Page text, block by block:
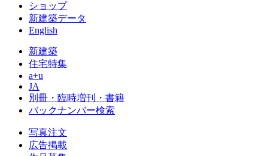
ショップ
新建築データ
English
新建築
住宅特集
a+u
JA
別冊・臨時増刊・書籍
バックナンバー検索
写真注文
広告掲載